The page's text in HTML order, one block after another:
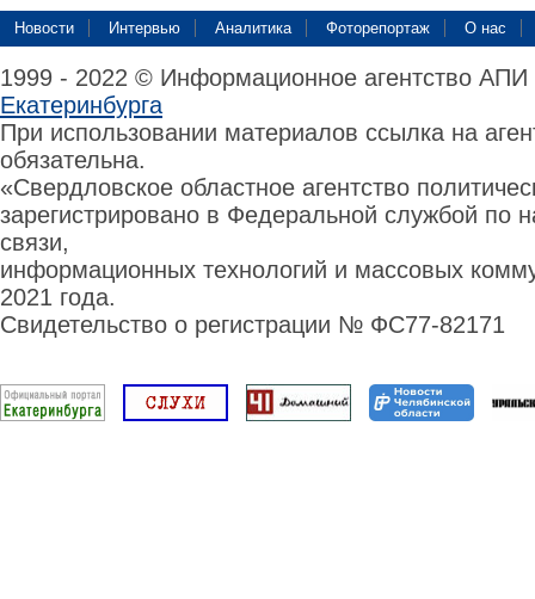
Новости Интервью Аналитика Фоторепортаж О нас
1999 - 2022 © Информационное агентство
Екатеринбурга
При использовании материалов ссылка на
обязательна.
«Свердловское областное агентство
зарегистрировано в Федеральной службой по
связи,
информационных технологий и массовых
2021 года.
Свидетельство о регистрации № ФС77-82171